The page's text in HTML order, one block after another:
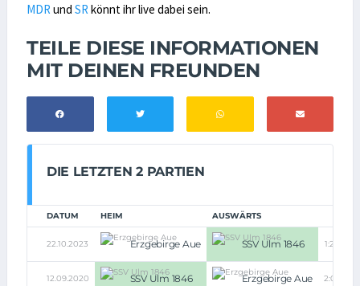
MDRund SRkönnt ihr live dabei sein.
TEILE DIESE INFORMATIONEN
MIT DEINEN FREUNDEN
DIE LETZTEN 2 PARTIEN
DATUM HEIM AUSWÄRTS
22.10.2023 Erzgebirge Aue SSV Ulm 1846 1:2
12.09.2020 SSV Ulm 1846 Erzgebirge Aue 2:0